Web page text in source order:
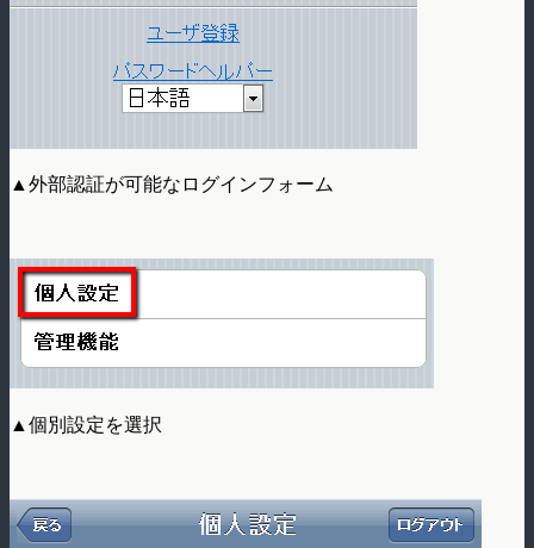
▲外部認証が可能なログインフォーム
▲個別設定を選択